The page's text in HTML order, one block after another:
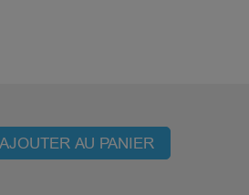
AJOUTER AU PANIER